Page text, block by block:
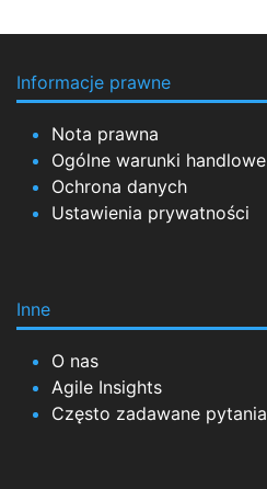
Informacje prawne
Nota prawna
Ogólne warunki handlowe
Ochrona danych
Ustawienia prywatności
Inne
O nas
Agile Insights
Często zadawane pytania